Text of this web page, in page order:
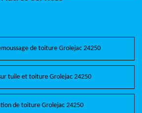
de toiture Grolejac 24250
tuile et toiture Grolejac 24250
de toiture Grolejac 24250